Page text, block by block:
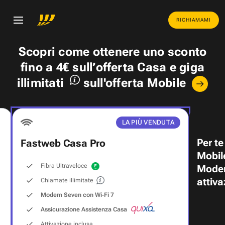
RICHIAMAMI
Scopri come ottenere uno sconto
fino a 4€ sull’offerta Casa egiga
illimitati
sull'offerta Mobile
LA PIÙ VENDUTA
Fastweb Casa Pro
Fibra Ultraveloce
Chiamate illimitate
Modem Seven con Wi‑Fi 7
Assicurazione Assistenza Casa
Per